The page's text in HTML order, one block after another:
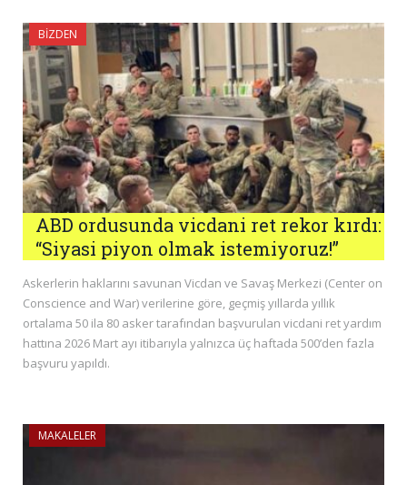
BIZDEN
ABD ordusunda vicdani ret rekor kırdı:
“Siyasi piyon olmak istemiyoruz!”
Askerlerin haklarını savunan Vicdan ve Savaş Merkezi (Center on
Conscience and War) verilerine göre, geçmiş yıllarda yıllık
ortalama 50 ila 80 asker tarafından başvurulan vicdani ret yardım
hattına 2026 Mart ayı itibarıyla yalnızca üç haftada 500’den fazla
başvuru yapıldı.
MAKALELER